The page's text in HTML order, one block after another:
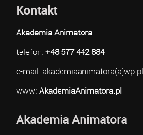
Kontakt
Akademia Animatora
telefon: +48 577 442 884
e-mail: akademiaanimatora(a)wp.pl
www: AkademiaAnimatora.pl
Akademia Animatora